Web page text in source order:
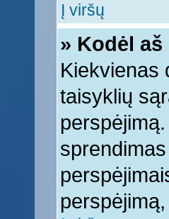
Į viršų
» Kodėl
Kiekvienas
taisyklių